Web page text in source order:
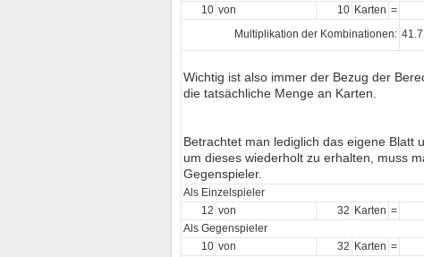
10 von 10 Karten =
Multiplikation der Kombinationen:
Wichtig ist also immer der Bezug der
die tatsächliche Menge an Karten.
Betrachtet man lediglich das eigene Blatt
um dieses wiederholt zu erhalten, muss
Gegenspieler.
Als Einzelspieler
12 von 32 Karten =
Als Gegenspieler
10 von 32 Karten =